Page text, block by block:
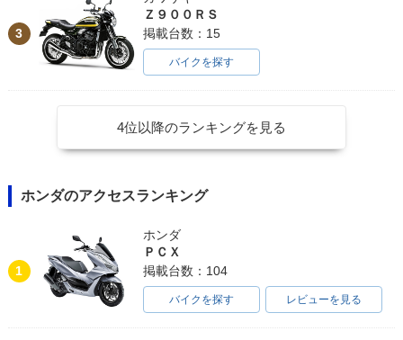
3
Ｚ９００ＲＳ
掲載台数：15
バイクを探す
4位以降のランキングを見る
ホンダのアクセスランキング
1
ホンダ
ＰＣＸ
掲載台数：104
バイクを探す レビューを見る